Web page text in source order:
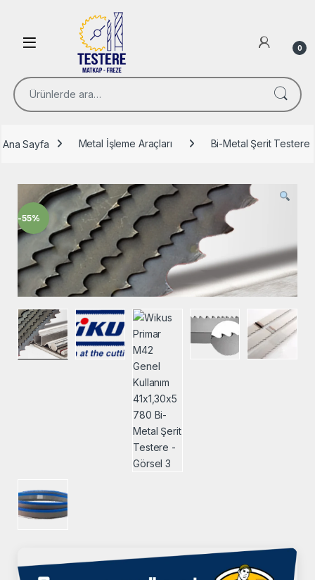
Open 0
Ara:
Ana Sayfa Metal İşleme Araçları Bi-Metal Şerit Testere
-55%